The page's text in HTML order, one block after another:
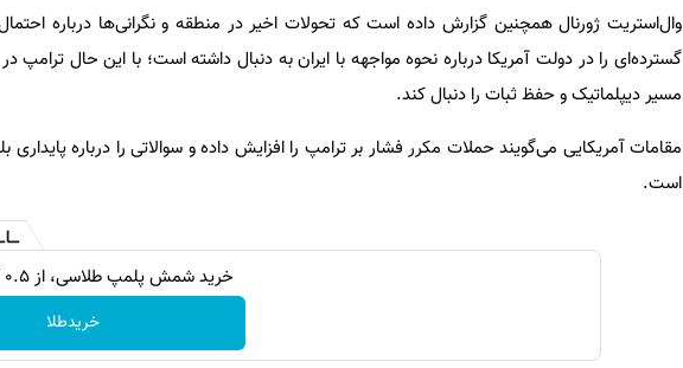
وال‌استریت ژورنال همچنین گزارش داده است که تحولات اخیر در منطقه و نگرانی‌ها درباره
گسترده‌ای را در دولت آمریکا درباره نحوه مواجهه با ایران به دنبال داشته است؛ با این حال
مسیر دیپلماتیک و حفظ ثبات را دنبال کند.
مقامات آمریکایی می‌گویند حملات مکرر فشار بر ترامپ را افزایش داده و سوالاتی را درباره
است.
خرید شمش پلمپ طلاسی، از ۰.۵ گرم تا ۱۰ گرم
خریدطلا